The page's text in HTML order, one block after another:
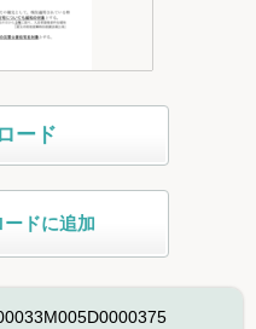
ード
ドに追加